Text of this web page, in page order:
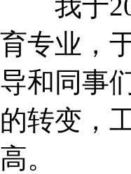
育专业，
导和同事
的转变，
高。